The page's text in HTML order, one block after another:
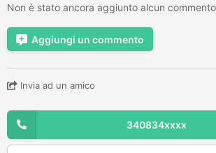
Non è stato ancora aggiunto alcun commento
Aggiungi un commento
Invia ad un amico
340834xxxx